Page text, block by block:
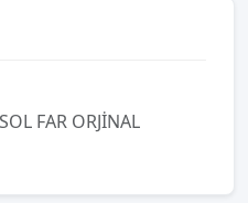
FAR ORJİNAL